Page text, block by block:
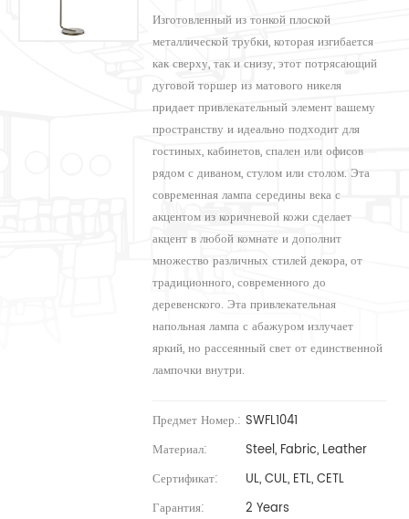
Изготовленный из тонкой плоской
металлической трубки, которая изгибается
как сверху, так и снизу, этот потрясающий
дуговой торшер из матового никеля
придает привлекательный элемент вашему
пространству и идеально подходит для
гостиных, кабинетов, спален или офисов
рядом с диваном, стулом или столом. Эта
современная лампа середины века с
акцентом из коричневой кожи сделает
акцент в любой комнате и дополнит
множество различных стилей декора, от
традиционного, современного до
деревенского. Эта привлекательная
напольная лампа с абажуром излучает
яркий, но рассеянный свет от единственной
лампочки внутри.
Предмет Номер.: SWFL1041
Материал:
Steel, Fabric, Leather
Сертификат:
UL, CUL, ETL, CETL
Гарантия:
2 Years